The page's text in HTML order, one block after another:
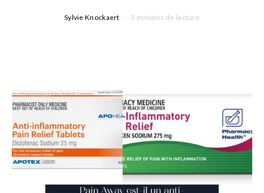
Sylvie Knockaert 3 minutes de lecture